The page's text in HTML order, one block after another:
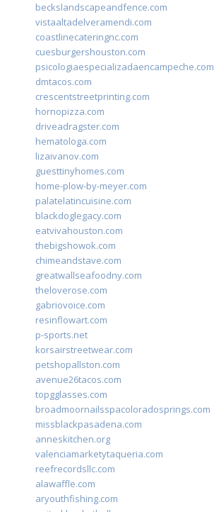
beckslandscapeandfence.com
vistaaltadelveramendi.com
coastlinecateringnc.com
cuesburgershouston.com
psicologiaespecializadaencampeche.com
dmtacos.com
crescentstreetprinting.com
hornopizza.com
driveadragster.com
hematologa.com
lizaivanov.com
guesttinyhomes.com
home-plow-by-meyer.com
palatelatincuisine.com
blackdoglegacy.com
eatvivahouston.com
thebigshowok.com
chimeandstave.com
greatwallseafoodny.com
theloverose.com
gabriovoice.com
resinflowart.com
p-sports.net
korsairstreetwear.com
petshopallston.com
avenue26tacos.com
topgglasses.com
broadmoornailsspacoloradosprings.com
missblackpasadena.com
anneskitchen.org
valenciamarketytaqueria.com
reefrecordsllc.com
alawaffle.com
aryouthfishing.com